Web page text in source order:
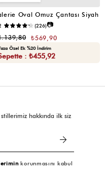
Oval Omuz Çantası Siyah
(226)📷
₺569,90
Özel Ek %20 İndirim
: ₺455,92
hakkında ilk siz
korunmasını kabul